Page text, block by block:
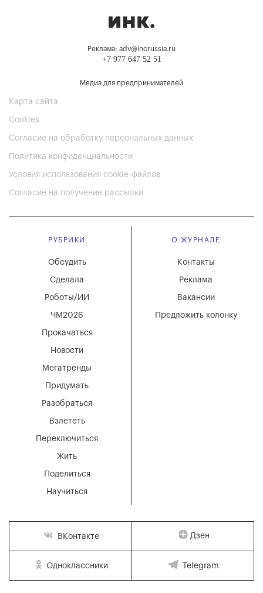
Реклама: adv@incrussia.ru
+7 977 647 52 51
Медиа для предпринимателей
Карта сайта
Cookies
Согласие на обработку персональных данных
Политика конфиденциальности
Условия использования cookie-файлов
Согласие на получение рассылки
РУБРИКИ
Мегатренды
Придумать
Разобраться
Взлететь
Новости
Переключиться
Жить
Поделиться
Научиться
Обсудить
Сделала
Роботы/ИИ
ЧМ2026
Прокачаться
О ЖУРНАЛЕ
Вакансии
Реклама
Контакты
Предложить колонку
ВКонтакте Дзен
Одноклассники Telegram